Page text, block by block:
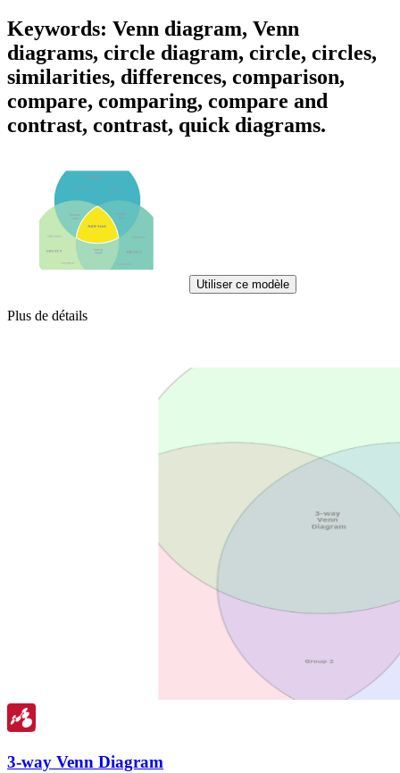
Keywords: Venn diagram, Venn
diagrams, circle diagram, circle, circles,
similarities, differences, comparison,
compare, comparing, compare and
contrast, contrast, quick diagrams.
Utiliser ce modèle
Plus de détails
3-way Venn Diagram